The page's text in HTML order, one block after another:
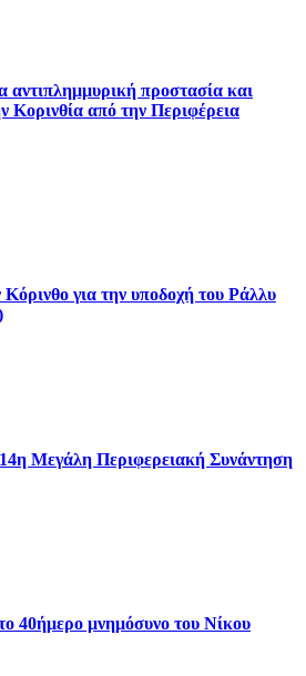
αντιπλημμυρική προστασία και
Κορινθία από την Περιφέρεια
Κόρινθο για την υποδοχή του Ράλλυ
Μεγάλη Περιφερειακή Συνάντηση
40ήμερο μνημόσυνο του Νίκου